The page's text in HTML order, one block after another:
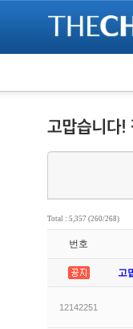
Total : 5,357 (260/268)
번호
고
12142251